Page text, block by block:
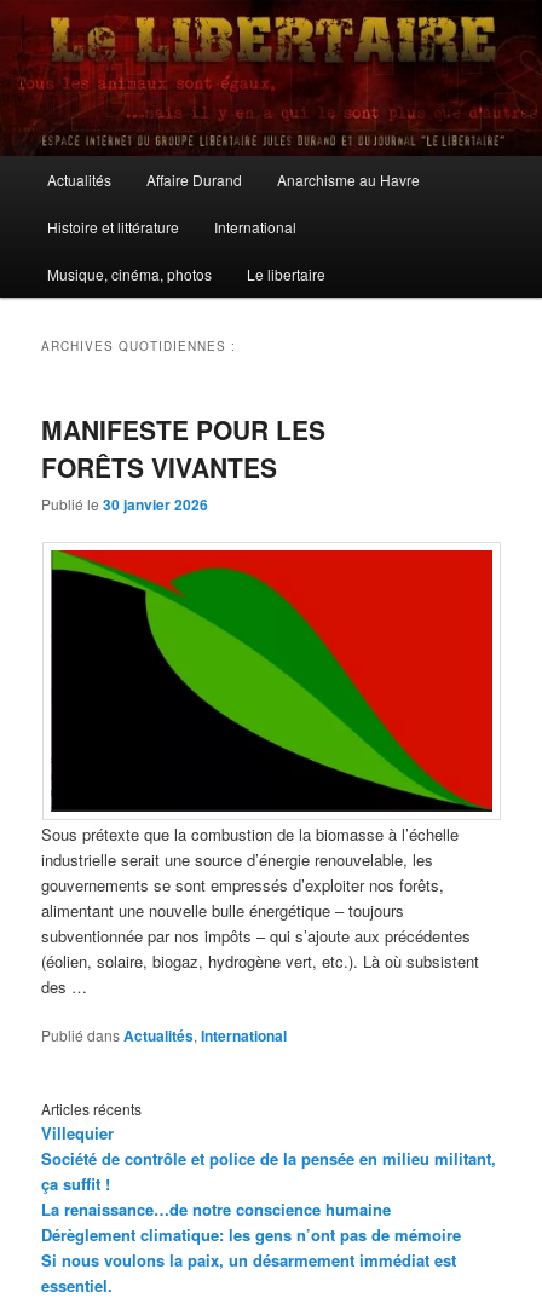
Aller
contenu
principal
Aller
contenu
secondaire
Le Libertaire
principal
Actualités Affaire Durand Anarchisme au Havre
Histoire et littérature International
Musique, cinéma, photos Le libertaire
ARCHIVES QUOTIDIENNES :
MANIFESTE POUR LES
FORÊTS VIVANTES
Publié le30 janvier 2026
Sous prétexte que la combustion de la biomasse à l’échelle
industrielle serait une source d’énergie renouvelable, les
gouvernements se sont empressés d’exploiter nos forêts,
alimentant une nouvelle bulle énergétique – toujours
subventionnée par nos impôts – qui s’ajoute aux précédentes
(éolien, solaire, biogaz, hydrogène vert, etc.). Là où subsistent
des …
Publié dansActualités,International
Articles récents
Villequier
Société de contrôle et police de la pensée en milieu militant,
ça suffit !
La renaissance…de notre conscience humaine
Dérèglement climatique: les gens n’ont pas de mémoire
Si nous voulons la paix, un désarmement immédiat est
essentiel.